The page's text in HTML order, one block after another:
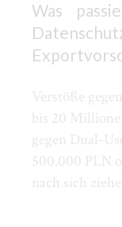
Was
Verstöße
bis 20
gegen Dual-
500.000 PLN
nach sich